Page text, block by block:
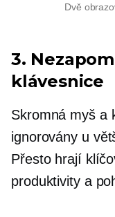
Dvě
3.
klávesnice
Skromná myš a
ignorovány u
Přesto hrají
produktivity a